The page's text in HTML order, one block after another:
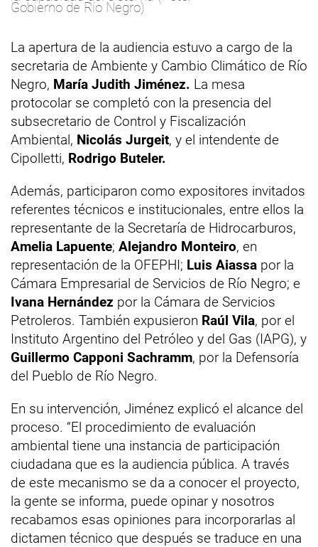
Gobierno de Río Negro)
La apertura de la audiencia estuvo a cargo de la
secretaria de Ambiente y Cambio Climático de Río
Negro, María Judith Jiménez. La mesa
protocolar se completó con la presencia del
subsecretario de Control y Fiscalización
Ambiental, Nicolás Jurgeit, y el intendente de
Cipolletti, Rodrigo Buteler.
Además, participaron como expositores invitados
referentes técnicos e institucionales, entre ellos la
representante de la Secretaría de Hidrocarburos,
Amelia Lapuente; Alejandro Monteiro, en
representación de la OFEPHI; Luis Aiassa por la
Cámara Empresarial de Servicios de Río Negro; e
Ivana Hernández por la Cámara de Servicios
Petroleros. También expusieron Raúl Vila, por el
Instituto Argentino del Petróleo y del Gas (IAPG), y
Guillermo Capponi Sachramm, por la Defensoría
del Pueblo de Río Negro.
En su intervención, Jiménez explicó el alcance del
proceso. “El procedimiento de evaluación
ambiental tiene una instancia de participación
ciudadana que es la audiencia pública. A través
de este mecanismo se da a conocer el proyecto,
la gente se informa, puede opinar y nosotros
recabamos esas opiniones para incorporarlas al
dictamen técnico que después se traduce en una